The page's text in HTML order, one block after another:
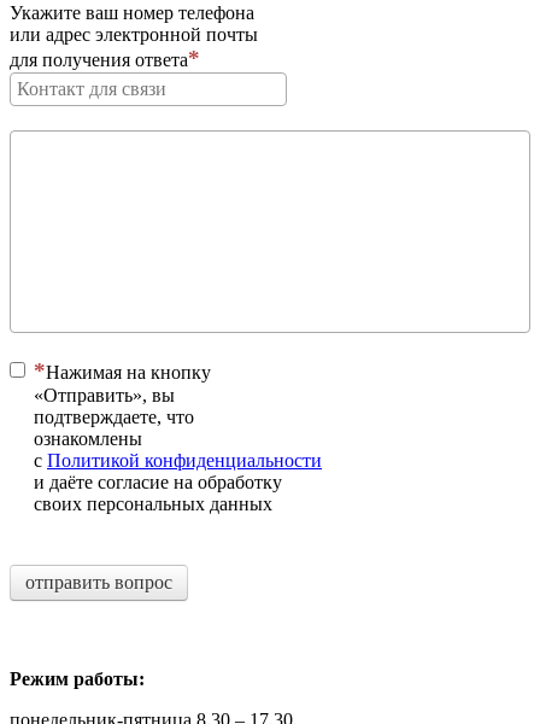
Укажите ваш номер телефона
или адрес электронной почты
для получения ответа
Нажимая на кнопку
«Отправить», вы
подтверждаете, что
ознакомлены
с Политикой конфиденциальности
и даёте согласие на обработку
своих персональных данных
отправить вопрос
Режим работы:
понедельник-пятница 8.30 – 17.30,